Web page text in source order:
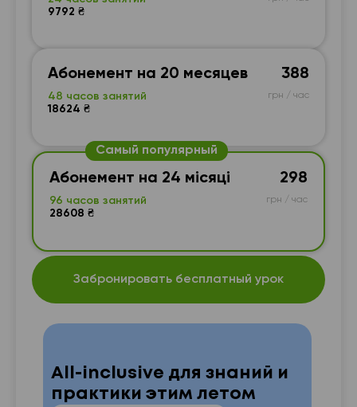
9792 ₴
Абонемент на 20 месяцев
48 часов занятий
18624 ₴
388
грн / час
Самый популярный
Абонемент на 24 місяці
96 часов занятий
28608 ₴
298
грн / час
Забронировать бесплатный урок
All-inclusive для знаний и
практики этим летом